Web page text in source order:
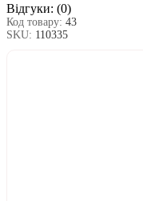
Відгуки: (0)
Код товару: 43
SKU: 110335